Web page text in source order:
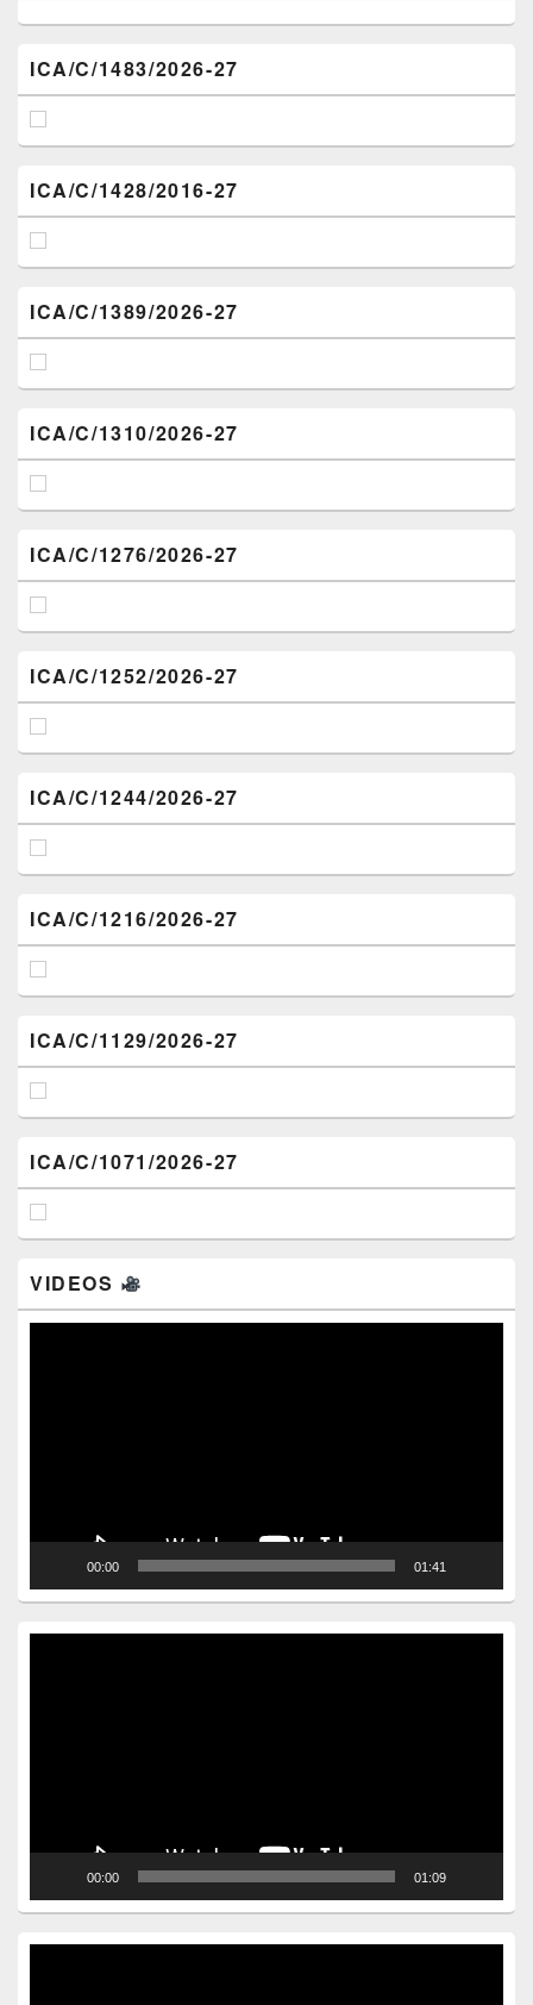
ICA/C/1483/2026-27
ICA/C/1428/2016-27
ICA/C/1389/2026-27
ICA/C/1310/2026-27
ICA/C/1276/2026-27
ICA/C/1252/2026-27
ICA/C/1244/2026-27
ICA/C/1216/2026-27
ICA/C/1129/2026-27
ICA/C/1071/2026-27
VIDEOS
00:00 01:41
00:00 01:09